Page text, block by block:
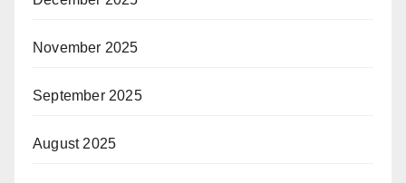
November 2025
September 2025
August 2025